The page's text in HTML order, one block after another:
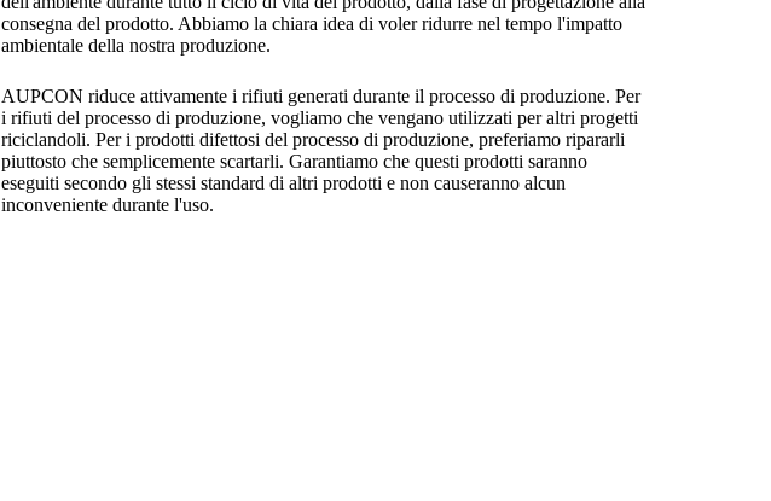
consegna del prodotto. Abbiamo la chiara idea di voler ridurre nel tempo l'impatto
ambientale della nostra produzione.
AUPCON riduce attivamente i rifiuti generati durante il processo di produzione. Per
i rifiuti del processo di produzione, vogliamo che vengano utilizzati per altri progetti
riciclandoli. Per i prodotti difettosi del processo di produzione, preferiamo ripararli
piuttosto che semplicemente scartarli. Garantiamo che questi prodotti saranno
eseguiti secondo gli stessi standard di altri prodotti e non causeranno alcun
inconveniente durante l'uso.